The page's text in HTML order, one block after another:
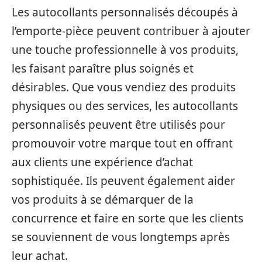
Les autocollants personnalisés découpés à
l’emporte-pièce peuvent contribuer à ajouter
une touche professionnelle à vos produits,
les faisant paraître plus soignés et
désirables. Que vous vendiez des produits
physiques ou des services, les autocollants
personnalisés peuvent être utilisés pour
promouvoir votre marque tout en offrant
aux clients une expérience d’achat
sophistiquée. Ils peuvent également aider
vos produits à se démarquer de la
concurrence et faire en sorte que les clients
se souviennent de vous longtemps après
leur achat.